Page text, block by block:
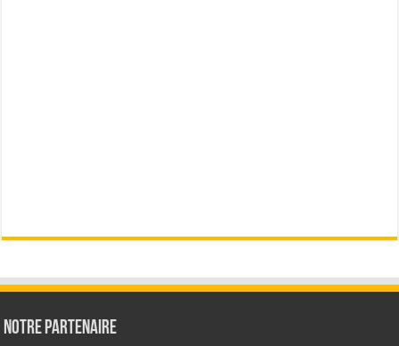
Notre partenaire